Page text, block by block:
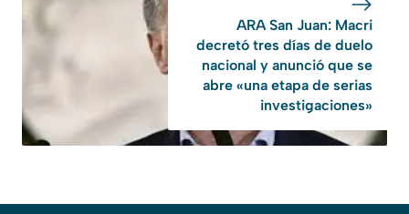
ARA San Juan: Macri
decretó tres días de duelo
nacional y anunció que se
abre «una etapa de serias
investigaciones»